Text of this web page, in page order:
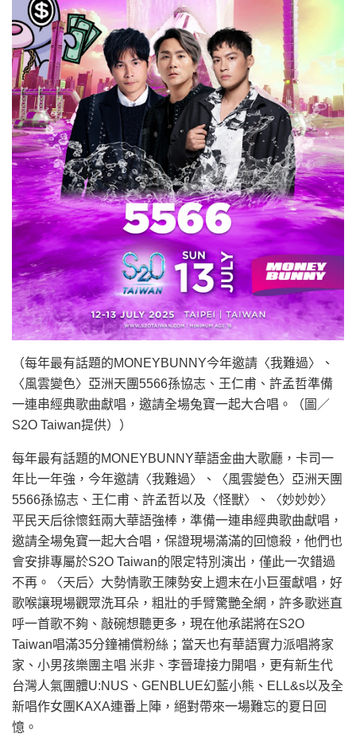
（每年最有話題的MONEYBUNNY今年邀請〈我難過〉、
〈風雲變色〉亞洲天團5566孫協志、王仁甫、許孟哲準備
一連串經典歌曲獻唱，邀請全場兔寶一起大合唱。（圖／
S2O Taiwan提供））
每年最有話題的MONEYBUNNY華語金曲大歌廳，卡司一
年比一年強，今年邀請〈我難過〉、〈風雲變色〉亞洲天團
5566孫協志、王仁甫、許孟哲以及〈怪獸〉、〈妙妙妙〉
平民天后徐懷鈺兩大華語強棒，準備一連串經典歌曲獻唱，
邀請全場兔寶一起大合唱，保證現場滿滿的回憶殺，他們也
會安排專屬於S2O Taiwan的限定特別演出，僅此一次錯過
不再。〈天后〉大勢情歌王陳勢安上週末在小巨蛋獻唱，好
歌喉讓現場觀眾洗耳朵，粗壯的手臂驚艷全網，許多歌迷直
呼一首歌不夠、敲碗想聽更多，現在他承諾將在S2O
Taiwan唱滿35分鐘補償粉絲；當天也有華語實力派唱將家
家、小男孩樂團主唱 米非、李晉瑋接力開唱，更有新生代
台灣人氣團體U:NUS、GENBLUE幻藍小熊、ELL&s以及全
新唱作女團KAXA連番上陣，絕對帶來一場難忘的夏日回
憶。